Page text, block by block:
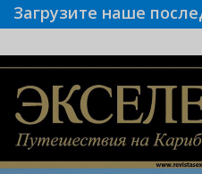
Загрузите наше